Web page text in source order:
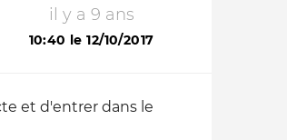
Qui sommes-nous ?
il y a 9 ans
10:40 le 12/10/2017
et d'entrer dans le